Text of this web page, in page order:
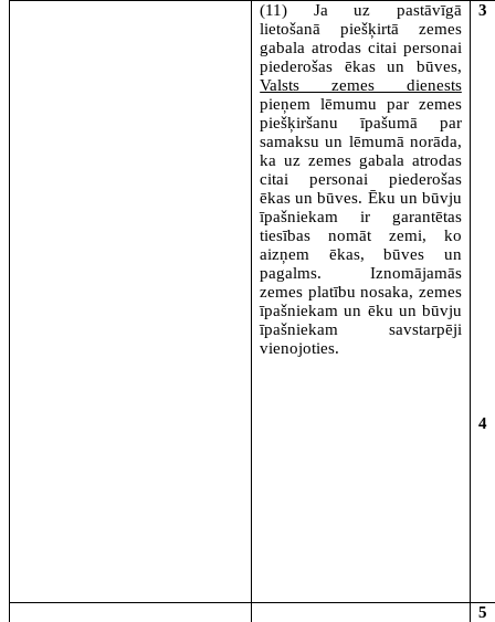
(11) Ja uz pastāvīgā
lietošanā piešķirtā zemes
gabala atrodas citai personai
piederošas ēkas un būves,
Valsts zemes dienests
pieņem lēmumu par zemes
piešķiršanu īpašumā par
samaksu un lēmumā norāda,
ka uz zemes gabala atrodas
citai personai piederošas
ēkas un būves. Ēku un būvju
īpašniekam ir garantētas
tiesības nomāt zemi, ko
aizņem ēkas, būves un
pagalms. Iznomājamās
zemes platību nosaka, zemes
īpašniekam un ēku un būvju
īpašniekam savstarpēji
vienojoties.
3
4
5